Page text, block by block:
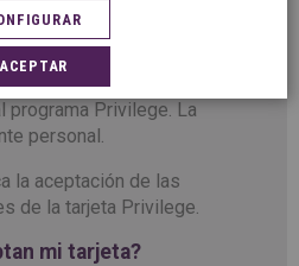
Privilege para empezar
mayores de edad
programa Privilege. La
personal.
la aceptación de las
de la tarjeta Privilege.
mi tarjeta?
ACEPTAR